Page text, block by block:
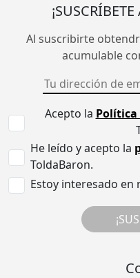
Al suscribirte
acumulable
Acepto la
He leído y acepto la
ToldaBaron.
Estoy interesado en